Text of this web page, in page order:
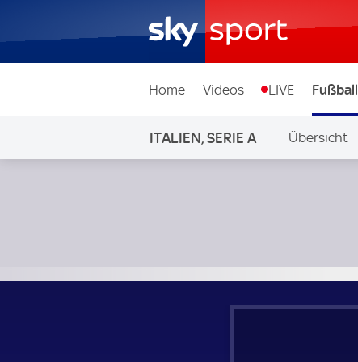
Home Videos LIVE Fußball
ITALIEN, SERIE A Übersicht